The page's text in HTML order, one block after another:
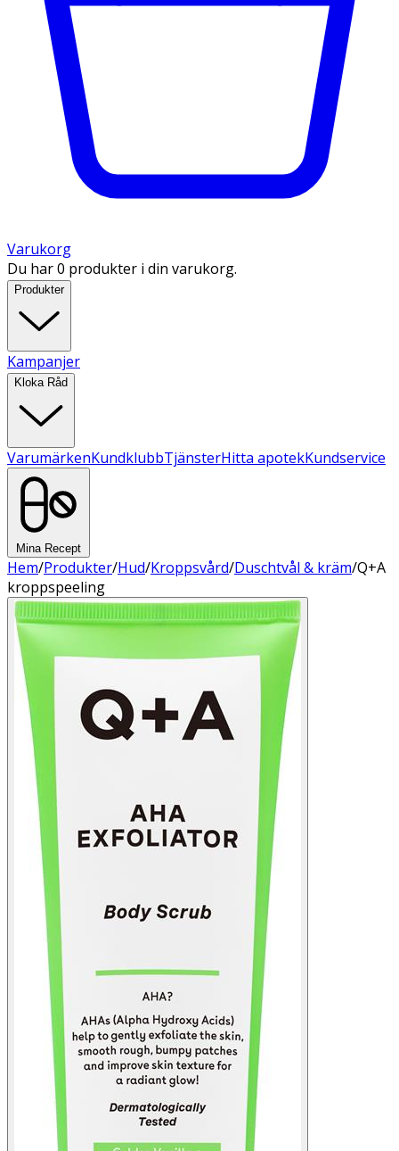
Varukorg
Du har 0 produkter i din varukorg.
Produkter
Kampanjer
Kloka Råd
VarumärkenKundklubbTjänsterHitta apotekKundservice
Mina Recept
Hem/Produkter/Hud/Kroppsvård/Duschtvål & kräm/Q+A
kroppspeeling